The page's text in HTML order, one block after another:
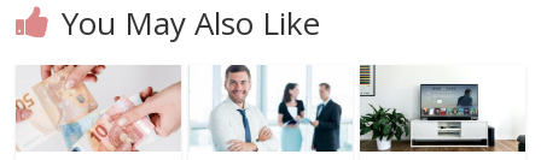
You May Also Like